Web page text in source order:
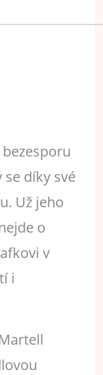
se díky své
Už jeho
o
v
i